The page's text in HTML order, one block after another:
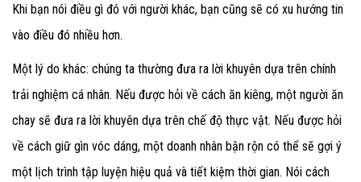
Khi bạn nói điều gì đó với người khác, bạn cũng sẽ có xu hướng tin
vào điều đó nhiều hơn.
Một lý do khác: chúng ta thường đưa ra lời khuyên dựa trên chính
trải nghiệm cá nhân. Nếu được hỏi về cách ăn kiêng, một người ăn
chay sẽ đưa ra lời khuyên dựa trên chế độ thực vật. Nếu được hỏi
về cách giữ gìn vóc dáng, một doanh nhân bận rộn có thể sẽ gợi ý
một lịch trình tập luyện hiệu quả và tiết kiệm thời gian. Nói cách